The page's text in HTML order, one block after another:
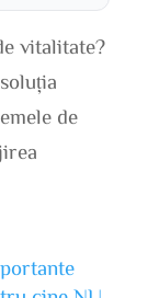
vitalitate?
de